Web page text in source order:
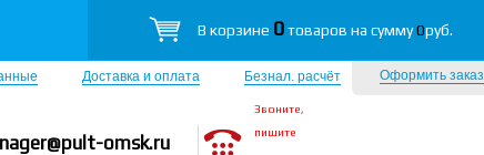
В корзине 0товаров на сумму0руб.
Оформить заказ
Доставка и оплата Безнал. расчёт
omsk.ru
Звоните,
пишите